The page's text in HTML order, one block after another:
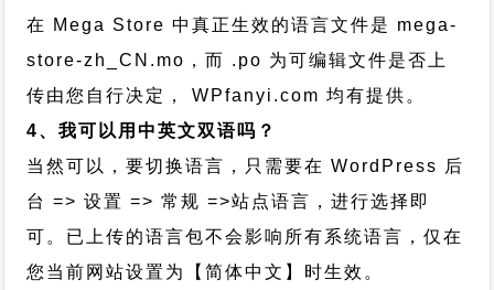
在 Mega Store 中真正生效的语言文件是 mega-
store-zh_CN.mo，而 .po 为可编辑文件是否上
传由您自行决定， WPfanyi.com 均有提供。
4、我可以用中英文双语吗？
当然可以，要切换语言，只需要在 WordPress 后
台 => 设置 => 常规 =>站点语言，进行选择即
可。已上传的语言包不会影响所有系统语言，仅在
您当前网站设置为【简体中文】时生效。